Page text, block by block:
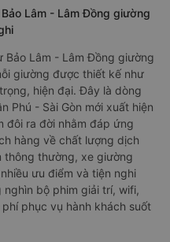
Lâm - Lâm Đồng giường
Bảo Lâm - Lâm Đồng giường
giường được thiết kế như
hiện đại. Đây là dòng
Phú - Sài Gòn mới xuất hiện
đôi ra đời nhằm đáp ứng
hàng về chất lượng dịch
thông thường, xe giường
ưu điểm và tiện nghi
bộ phim giải trí, wifi,
phục vụ hành khách suốt